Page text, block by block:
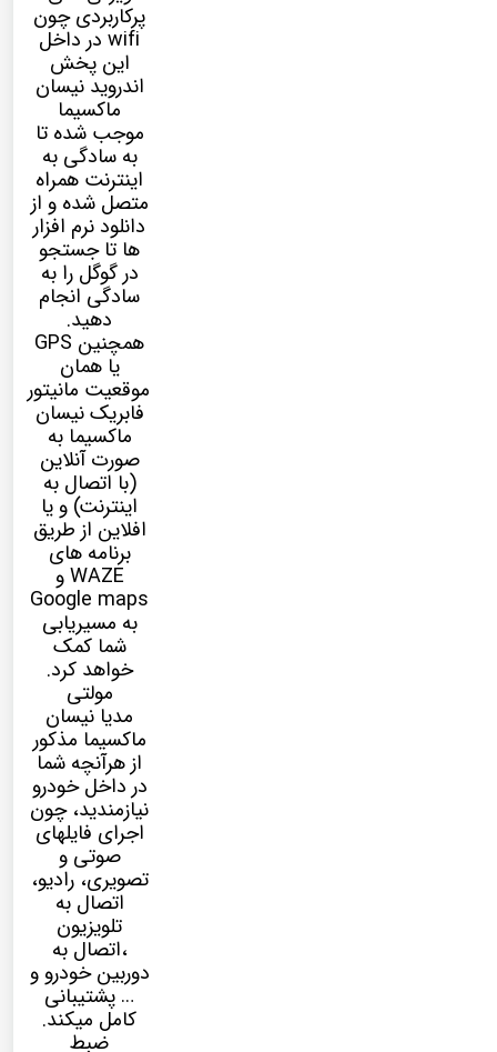
پرکاربردی چون
wifi در داخل
این پخش
اندروید نیسان
ماکسیما
موجب شده تا
به سادگی به
اینترنت همراه
متصل شده و از
دانلود نرم افزار
ها تا جستجو
در گوگل را به
سادگی انجام
دهید.
همچنین GPS
یا همان
موقعیت مانیتور
فابریک نیسان
ماکسیما به
صورت آنلاین
(با اتصال به
اینترنت) و یا
افلاین از طریق
برنامه های
WAZE و
Google maps
به مسیریابی
شما کمک
خواهد کرد.
مولتی
مدیا نیسان
ماکسیما مذکور
از هرآنچه شما
در داخل خودرو
نیازمندید، چون
اجرای فایلهای
صوتی و
تصویری، رادیو،
اتصال به
تلویزیون
،اتصال به
دوربین خودرو و
… پشتیبانی
کامل میکند.
ضبط